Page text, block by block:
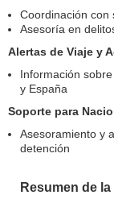
Coordinación con
Asesoría en
Alertas de Viaje y
Información
y España
Soporte para
Asesoramiento y
detención
Resumen de